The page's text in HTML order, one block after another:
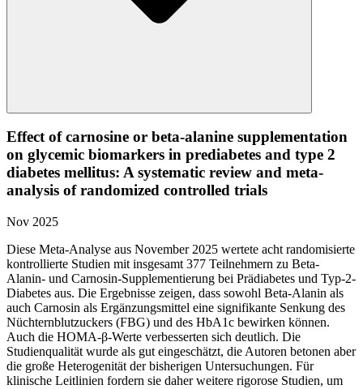
Effect of carnosine or beta-alanine supplementation
on glycemic biomarkers in prediabetes and type 2
diabetes mellitus: A systematic review and meta-
analysis of randomized controlled trials
Nov 2025
Diese Meta-Analyse aus November 2025 wertete acht randomisierte
kontrollierte Studien mit insgesamt 377 Teilnehmern zu Beta-
Alanin- und Carnosin-Supplementierung bei Prädiabetes und Typ-2-
Diabetes aus. Die Ergebnisse zeigen, dass sowohl Beta-Alanin als
auch Carnosin als Ergänzungsmittel eine signifikante Senkung des
Nüchternblutzuckers (FBG) und des HbA1c bewirken können.
Auch die HOMA-β-Werte verbesserten sich deutlich. Die
Studienqualität wurde als gut eingeschätzt, die Autoren betonen aber
die große Heterogenität der bisherigen Untersuchungen. Für
klinische Leitlinien fordern sie daher weitere rigorose Studien, um